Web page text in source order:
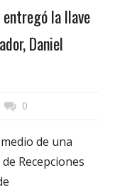
la llave
Daniel
0
de una
Recepciones